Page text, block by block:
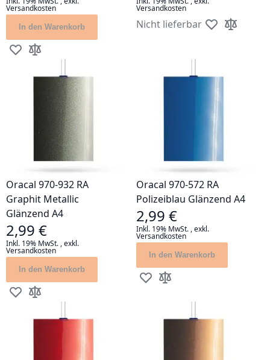
Versandkosten
In den Warenkorb
Zur Wunschliste hinzufügen
Zur Vergleichsliste hinzufügen
Versandkosten
Nicht lieferbar Zur Zur
Oracal 970-932 RA
Graphit Metallic
Glänzend A4
2,99 €
Inkl. 19% MwSt. ,exkl.
Versandkosten
In den Warenkorb
Zur Wunschliste hinzufügen
Zur Vergleichsliste hinzufügen
Oracal 970-572 RA
Polizeiblau Glänzend A4
2,99 €
Inkl. 19% MwSt. ,exkl.
Versandkosten
In den Warenkorb
Zur Wunschliste hinzufügen
Zur Vergleichsliste